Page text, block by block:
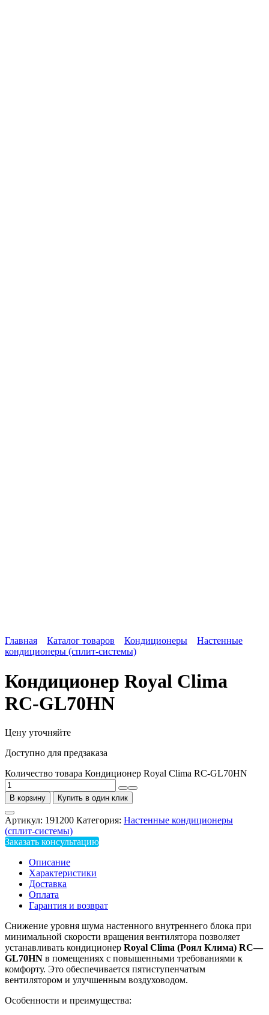
Главная Каталог товаров Кондиционеры
Настенные
кондиционеры (сплит-системы)
Кондиционер Royal Clima
RC-GL70HN
Цену уточняйте
Доступно для предзаказа
Количество товара Кондиционер Royal Clima RC-GL70HN
В корзину Купить в один клик
Артикул: 191200 Категория: Настенные кондиционеры
(сплит-системы)
Заказать консультацию
Описание
Характеристики
Доставка
Оплата
Гарантия и возврат
Снижение уровня шума настенного внутреннего блока при
минимальной скорости вращения вентилятора позволяет
устанавливать кондиционер Royal Clima (Роял Клима) RC—
GL70HN в помещениях с повышенными требованиями к
комфорту. Это обеспечивается пятиступенчатым
вентилятором и улучшенным воздуховодом.
Особенности и преимущества: